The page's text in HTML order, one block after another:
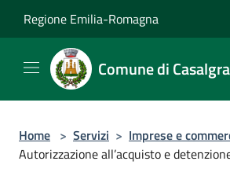
Regione Emilia-Romagna
Comune di
Home > Servizi > Imprese e
Autorizzazione all’acquisto e